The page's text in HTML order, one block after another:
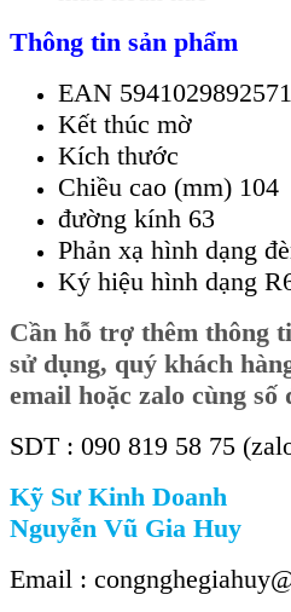
Thông tin sản phẩm
EAN 5941029892571
Kết thúc mờ
Kích thước
Chiều cao (mm) 104
đường kính 63
Phản xạ hình dạng
Ký hiệu hình dạng
Cần hỗ trợ thêm thông
sử dụng, quý khách
email hoặc zalo cùng số
SDT : 090 819 58 75
Kỹ Sư Kinh Doanh
Nguyễn Vũ Gia Huy
Email :